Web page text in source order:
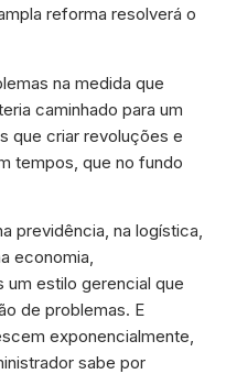
reforma resolverá o
na medida que
caminhado para um
que criar revoluções e
tempos, que no fundo
previdência, na logística,
economia,
estilo gerencial que
de problemas. E
exponencialmente,
sabe por